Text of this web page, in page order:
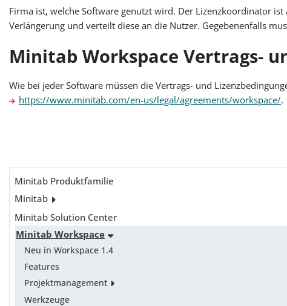
Minitab Produktfamilie
Minitab
Minitab Solution Center
Minitab Workspace
Neu in Workspace 1.4
Features
Projektmanagement
Werkzeuge
Firma ist, welche Software genutzt wird. Der Lizenzkoordinator
Verlängerung und verteilt diese an die Nutzer. Gegebenenfalls
Minitab Workspace Vertrags-
Wie bei jeder Software müssen die Vertrags- und
https://www.minitab.com/en-us/legal/agreements/workspace/.